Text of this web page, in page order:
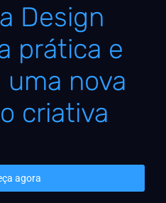
Design
prática e
nova
criativa
agora